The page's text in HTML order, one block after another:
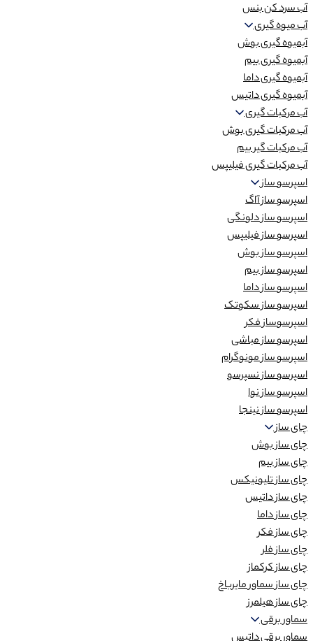
آب سرد کن بنس
آب میوه گیری
آبمیوه گیری بوش
آبمیوه گیری بیم
آبمیوه گیری داما
آبمیوه گیری داتیس
آب مرکبات گیری
آب مرکبات گیری بوش
آب مرکبات گیر بیم
آب مرکبات گیری فیلیپس
اسپرسو ساز
اسپرسو ساز آاگ
اسپرسو ساز دلونگی
اسپرسو ساز فیلیپس
اسپرسو ساز بوش
اسپرسو ساز بیم
اسپرسو ساز داما
اسپرسو ساز سکوتک
اسپرسوساز فکر
اسپرسو ساز مباشی
اسپرسو ساز مونوگرام
اسپرسو ساز نسپرسو
اسپرسو ساز نوا
اسپرسو ساز نینجا
چای ساز
چای ساز بوش
چای ساز بیم
چای ساز تلیونیکس
چای ساز داتیس
چای ساز داما
چای ساز فکر
چای ساز فلر
چای ساز کرکماز
چای ساز سماور مایرباخ
چای ساز هیلمرز
سماور برقی